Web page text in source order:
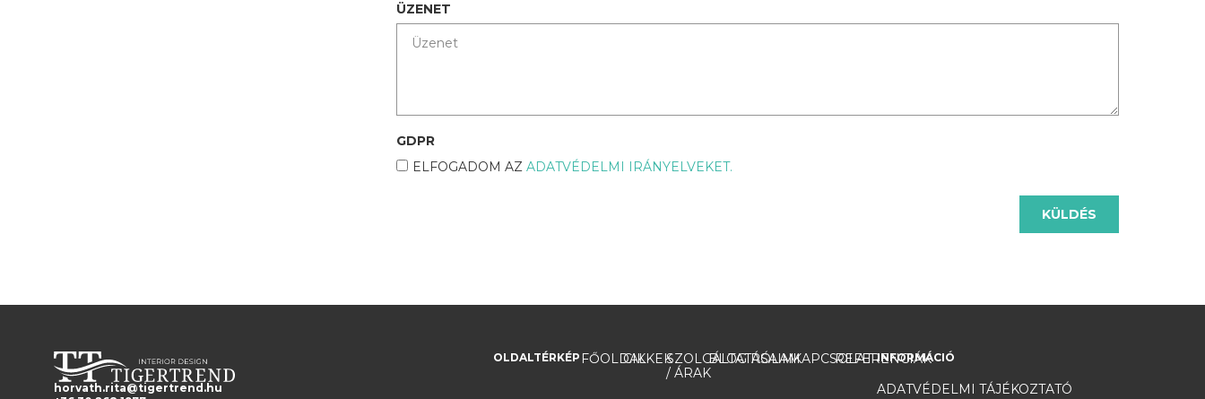
ÜZENET
GDPR
ELFOGADOM AZ ADATVÉDELMI IRÁNYELVEKET.
KÜLDÉS
horvath.rita@tigertrend.hu
OLDALTÉRKÉP FŐOLDALCIKKEKSZOLGÁLTATÁSAIM
/ ÁRAK
BLOG RÓLAMKAPCSOLATREFERENCIÁK
INFORMÁCIÓ
ADATVÉDELMI TÁJÉKOZTATÓ